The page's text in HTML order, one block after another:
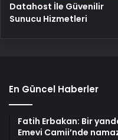
Datahost İle Güvenilir
Sunucu Hizmetleri
En Güncel Haberler
Fatih Erbakan: Bir
Emevi Camii’nde